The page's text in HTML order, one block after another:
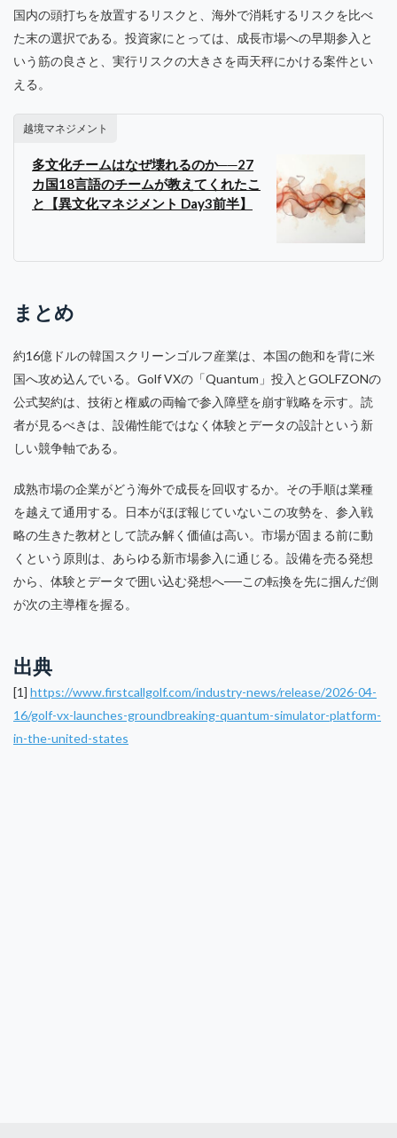
国内の頭打ちを放置するリスクと、海外で消耗するリスクを比べ
た末の選択である。投資家にとっては、成長市場への早期参入と
いう筋の良さと、実行リスクの大きさを両天秤にかける案件とい
える。
越境マネジメント
多文化チームはなぜ壊れるのか──27
カ国18言語のチームが教えてくれたこ
と【異文化マネジメント Day3前半】
まとめ
約16億ドルの韓国スクリーンゴルフ産業は、本国の飽和を背に米
国へ攻め込んでいる。Golf VXの「Quantum」投入とGOLFZONの
公式契約は、技術と権威の両輪で参入障壁を崩す戦略を示す。読
者が見るべきは、設備性能ではなく体験とデータの設計という新
しい競争軸である。
成熟市場の企業がどう海外で成長を回収するか。その手順は業種
を越えて通用する。日本がほぼ報じていないこの攻勢を、参入戦
略の生きた教材として読み解く価値は高い。市場が固まる前に動
くという原則は、あらゆる新市場参入に通じる。設備を売る発想
から、体験とデータで囲い込む発想へ──この転換を先に掴んだ側
が次の主導権を握る。
出典
[1] https://www.firstcallgolf.com/industry-news/release/2026-04-
16/golf-vx-launches-groundbreaking-quantum-simulator-platform-
in-the-united-states